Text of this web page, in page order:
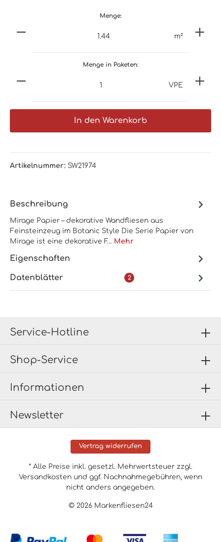
Menge:
m²
Menge in Paketen:
VPE
In den Warenkorb
Artikelnummer: SW21974
Beschreibung
Mirage Papier – dekorative Wandfliesen aus
Feinsteinzeug im Botanic Style Die Serie Papier von
Mirage ist eine dekorative F… Mehr
Eigenschaften
Datenblätter 2
Newsletter
Service-Hotline
Shop-Service
Informationen
Vertrag widerrufen
© 2026 Markenfliesen24
* Alle Preise inkl. gesetzl. Mehrwertsteuer zzgl.
Versandkosten und ggf. Nachnahmegebühren, wenn
nicht anders angegeben.